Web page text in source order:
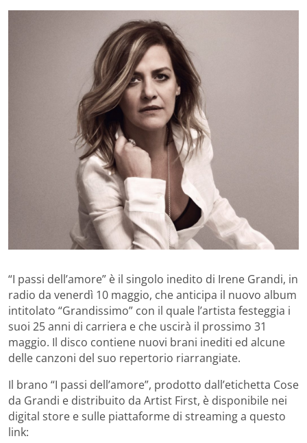
“I passi dell’amore” è il singolo inedito di Irene Grandi, in
radio da venerdì 10 maggio, che anticipa il nuovo album
intitolato “Grandissimo” con il quale l’artista festeggia i
suoi 25 anni di carriera e che uscirà il prossimo 31
maggio. Il disco contiene nuovi brani inediti ed alcune
delle canzoni del suo repertorio riarrangiate.
Il brano “I passi dell’amore”, prodotto dall’etichetta Cose
da Grandi e distribuito da Artist First, è disponibile nei
digital store e sulle piattaforme di streaming a questo
link: